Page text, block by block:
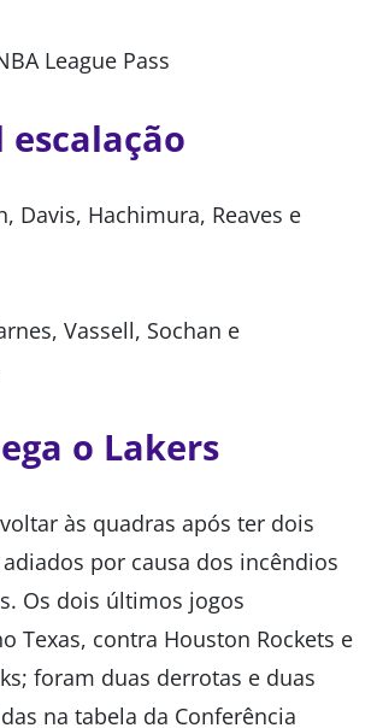
League Pass
escalação
Davis, Hachimura, Reaves e
Vassell, Sochan e
o Lakers
às quadras após ter dois
por causa dos incêndios
Os dois últimos jogos
Texas, contra Houston Rockets e
foram duas derrotas e duas
na tabela da Conferência